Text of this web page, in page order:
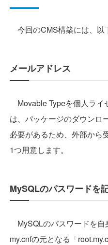
今回のCMS構築には、以
メールアドレス
Movable Typeを個人ライ
は、パッケージのダウンロ
必要があるため、外部から
1つ用意します。
MySQLのパスワードを
MySQLのパスワードを自
my.cnfの元となる「